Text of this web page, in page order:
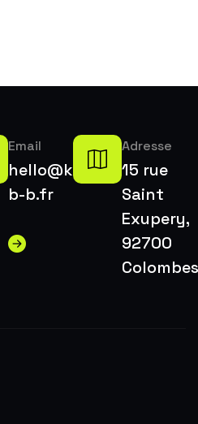
Email
hello@k-
b-b.fr
Adresse
15 rue
Saint
Exupery,
92700
Colombes